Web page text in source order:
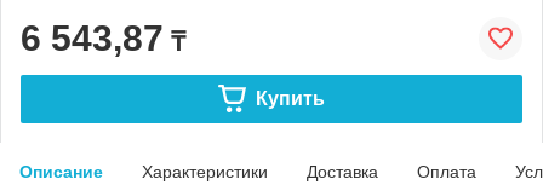
6 543,87 ₸
Купить
Описание Характеристики Доставка Оплата